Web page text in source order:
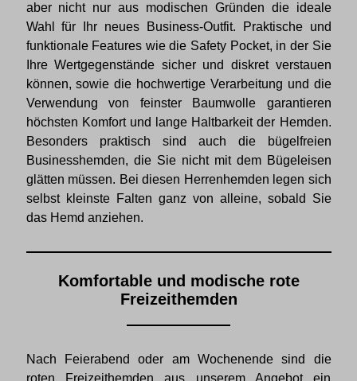
aber nicht nur aus modischen Gründen die ideale
Wahl für Ihr neues Business-Outfit. Praktische und
funktionale Features wie die Safety Pocket, in der Sie
Ihre Wertgegenstände sicher und diskret verstauen
können, sowie die hochwertige Verarbeitung und die
Verwendung von feinster Baumwolle garantieren
höchsten Komfort und lange Haltbarkeit der Hemden.
Besonders praktisch sind auch die bügelfreien
Businesshemden, die Sie nicht mit dem Bügeleisen
glätten müssen. Bei diesen Herrenhemden legen sich
selbst kleinste Falten ganz von alleine, sobald Sie
das Hemd anziehen.
Komfortable und modische rote
Freizeithemden
Nach Feierabend oder am Wochenende sind die
roten Freizeithemden aus unserem Angebot ein